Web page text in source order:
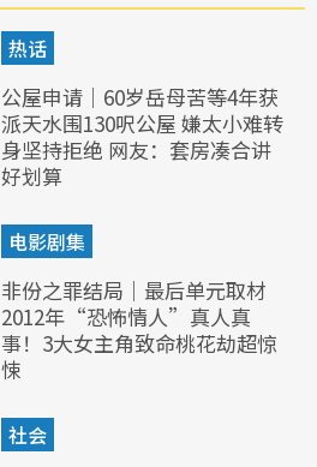
热话
公屋申请｜60岁岳母苦等4年获
派天水围130呎公屋 嫌太小难转
身坚持拒绝 网友：套房凑合讲
好划算
电影剧集
非份之罪结局｜最后单元取材
2012年“恐怖情人”真人真
事！3大女主角致命桃花劫超惊
悚
社会